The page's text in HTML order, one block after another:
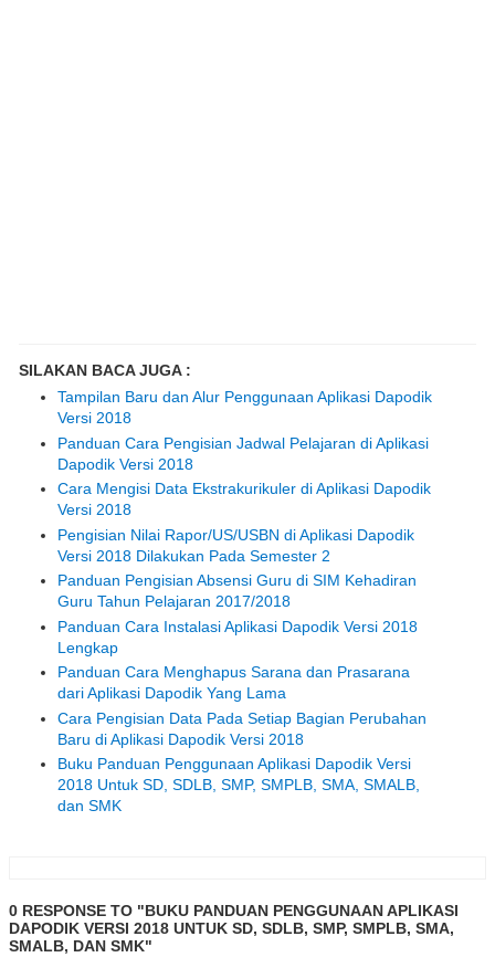
SILAKAN BACA JUGA :
Tampilan Baru dan Alur Penggunaan Aplikasi Dapodik
Versi 2018
Panduan Cara Pengisian Jadwal Pelajaran di Aplikasi
Dapodik Versi 2018
Cara Mengisi Data Ekstrakurikuler di Aplikasi Dapodik
Versi 2018
Pengisian Nilai Rapor/US/USBN di Aplikasi Dapodik
Versi 2018 Dilakukan Pada Semester 2
Panduan Pengisian Absensi Guru di SIM Kehadiran
Guru Tahun Pelajaran 2017/2018
Panduan Cara Instalasi Aplikasi Dapodik Versi 2018
Lengkap
Panduan Cara Menghapus Sarana dan Prasarana
dari Aplikasi Dapodik Yang Lama
Cara Pengisian Data Pada Setiap Bagian Perubahan
Baru di Aplikasi Dapodik Versi 2018
Buku Panduan Penggunaan Aplikasi Dapodik Versi
2018 Untuk SD, SDLB, SMP, SMPLB, SMA, SMALB,
dan SMK
0 RESPONSE TO "BUKU PANDUAN PENGGUNAAN APLIKASI
DAPODIK VERSI 2018 UNTUK SD, SDLB, SMP, SMPLB, SMA,
SMALB, DAN SMK"